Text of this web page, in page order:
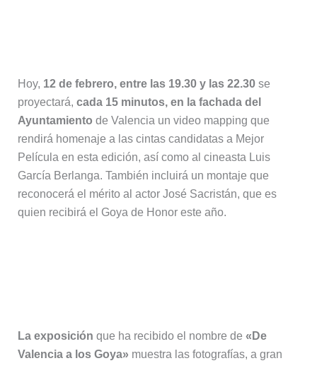
Hoy, 12 de febrero, entre las 19.30 y las 22.30se
proyectará, cada 15 minutos, en la fachada del
Ayuntamiento de Valencia un video mapping que
rendirá homenaje a las cintas candidatas a Mejor
Película en esta edición, así como al cineasta Luis
García Berlanga. También incluirá un montaje que
reconocerá el mérito al actor José Sacristán, que es
quien recibirá el Goya de Honor este año.
La exposición que ha recibido el nombre de «De
Valencia a los Goya» muestra las fotografías, a gran